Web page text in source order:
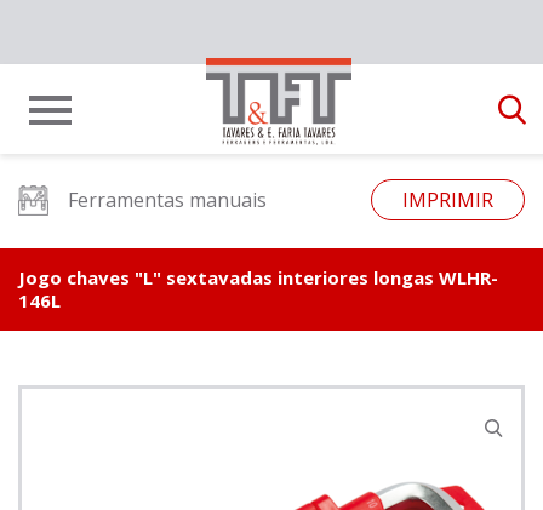
Ferramentas manuais IMPRIMIR
Jogo chaves "L" sextavadas interiores longas WLHR-
146L